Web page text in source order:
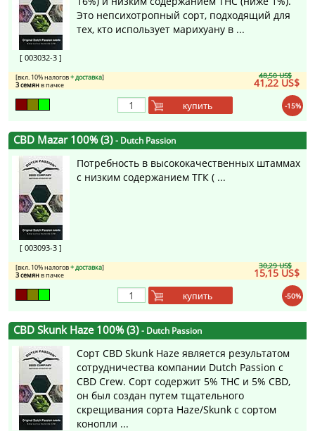
[ 003032-3 ]
Это непсихотропный сорт, подходящий для
тех, кто использует марихуану в ...
48,50 US$
41,22 US$
[вкл. 10% налогов+ доставка]
3 семянв пачке
-15%
купить
CBD Mazar 100% (3)- Dutch Passion
[ 003093-3 ]
Потребность в высококачественных штаммах
с низким содержанием ТГК ( ...
30,29 US$
15,15 US$
[вкл. 10% налогов+ доставка]
3 семянв пачке
-50%
купить
CBD Skunk Haze 100% (3)- Dutch Passion
Сорт CBD Skunk Haze является результатом
сотрудничества компании Dutch Passion с
CBD Crew. Сорт содержит 5% THC и 5% CBD,
он был создан путем тщательного
скрещивания сорта Haze/Skunk с сортом
конопли ...